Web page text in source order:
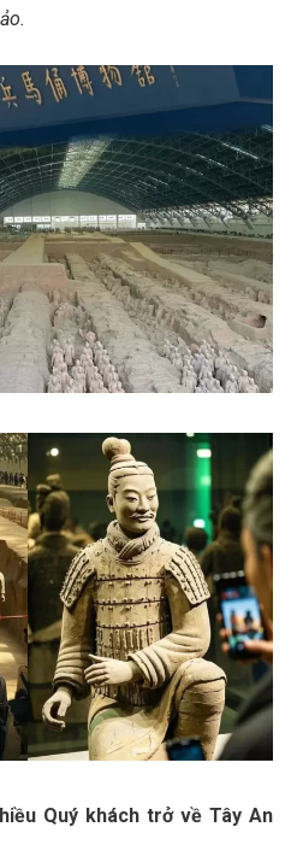
Quý khách trở về Tây An